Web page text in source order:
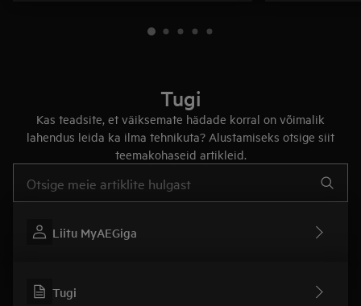
Tugi
Kas teadsite, et väiksemate hädade korral on võimalik
lahendus leida ka ilma tehnikuta? Alustamiseks otsige siit
teemakohaseid artikleid.
Liitu MyAEGiga
Tugi